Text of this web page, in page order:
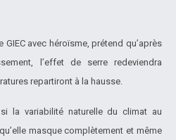
avec héroïsme, prétend qu’après
l’effet de serre redeviendra
repartiront à la hausse.
la variabilité naturelle du climat au
masque complètement et même